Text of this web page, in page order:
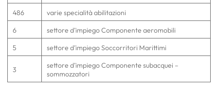
486
varie specialità abilitazioni
6
settore d’impiego Componente aeromobili
5
settore d’impiego Soccorritori Marittimi
3
settore d’impiego Componente subacquei –
sommozzatori